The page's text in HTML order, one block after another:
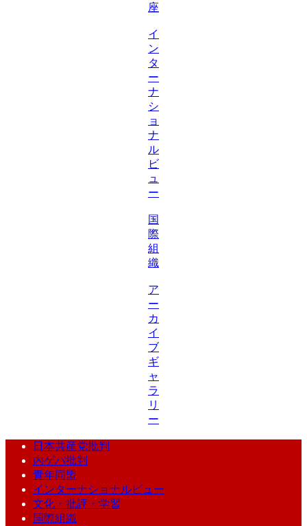
座
イ
ン
タ
ー
ナ
シ
ョ
ナ
ル
ビ
ュ
ー
国
際
組
織
ア
ー
カ
イ
ブ
ギ
ャ
ラ
リ
ー
日本共産党批判
内ゲバ批判
青年同盟
インターナショナルビュー
文化・批評・学習
国際組織